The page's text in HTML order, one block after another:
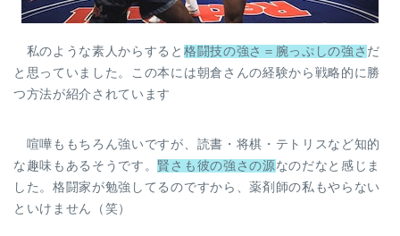
私のような素人からすると 格闘技の強さ＝腕っぷしの強さ だ
と思っていました。この本には朝倉さんの経験から戦略的に勝
つ方法が紹介されています
喧嘩ももちろん強いですが、読書・将棋・テトリスなど知的
な趣味もあるそうです。 賢さも彼の強さの源 なのだなと感じま
した。格闘家が勉強してるのですから、薬剤師の私もやらない
といけません（笑）